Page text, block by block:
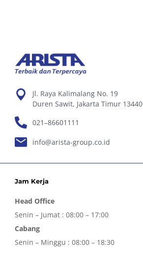
Jl. Raya Kalimalang No. 19
Duren Sawit, Jakarta Timur 13440
021–86601111
info@arista-group.co.id
Jam Kerja
Head Office
Senin – Jumat : 08:00 – 17:00
Cabang
Senin – Minggu : 08:00 – 18:30